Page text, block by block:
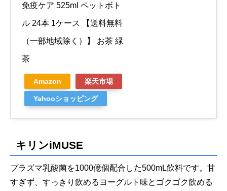
免疫ケア 525ml ペットボト
ル 24本 1ケース 【送料無料
（一部地域除く）】 お茶 緑
茶
Amazon 楽天市場
Yahooショッピング
キリンiMUSE
プラズマ乳酸菌を1000億個配合した500m​​L飲料です。甘
すぎず、すっきり飲めるヨーグルト味とゴクゴク飲める